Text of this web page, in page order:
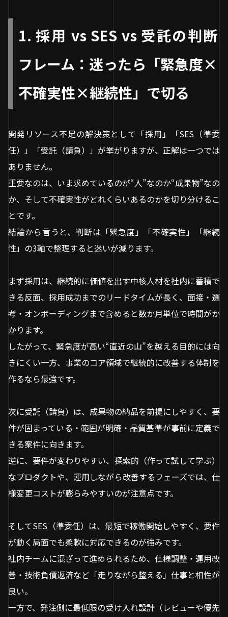
1. 採用 vs SES vs 受託の判断
フレーム：迷ったら「緊急度×
不確実性×継続性」で切る
開発リソース不足の解決策として「採用」「SES（準委
任）」「受託（請負）」が挙がりますが、正解は一つでは
ありません。
重要なのは、いま求めているのが“人”なのか“成果物”なの
か、そして不確実性がどれくらいあるのかを切り分けるこ
とです。
結論から言うと、判断は「緊急度」「不確実性」「継続
性」の3軸で整理すると迷いが減ります。
まず採用は、継続的に価値を出す中核人材を社内に蓄積で
きる反面、採用成功までのリードタイムが長く、面接・選
考・オンボーディングまで含めると数か月単位で時間がか
かります。
したがって、緊急度が高い“直近の山”を越える目的には向
きにくい一方、事業のコア領域で継続的に改善する体制を
作るなら最強です。
次に受託（請負）は、成果物の納品を前提にしやすく、要
件が固まっている・範囲が明確・品質基準が事前に定義で
きる案件に向きます。
逆に、要件が変わりやすい、探索的（作って試して学ぶ）
なプロダクトや、運用しながら改善するフェーズでは、仕
様変更コストが膨らみやすいのが注意点です。
そしてSES（準委任）は、最短で稼働開始しやすく、要件
が動く局面でも柔軟に対応できるのが強みです。
社内チームに混ざって進められるため、仕様調整・運用改
善・技術負債返済など「走りながら整える」仕事と相性が
良い。
一方で、発注側に最低限の受け入れ設計（レビューや優先